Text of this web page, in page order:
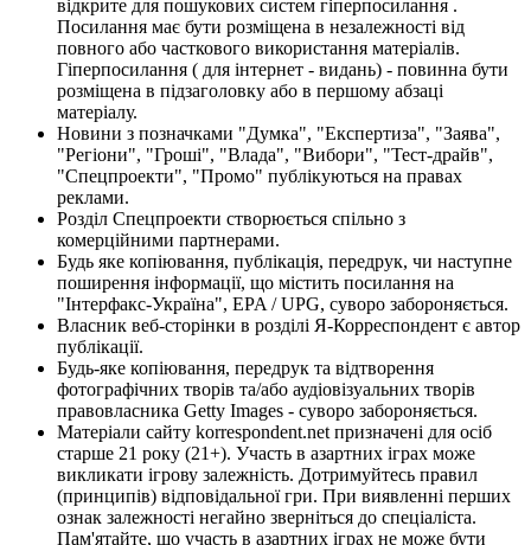
відкрите для пошукових систем гіперпосилання .
Посилання має бути розміщена в незалежності від
повного або часткового використання матеріалів.
Гіперпосилання ( для інтернет - видань) - повинна бути
розміщена в підзаголовку або в першому абзаці
матеріалу.
Новини з позначками "Думка", "Експертиза", "Заява",
"Регіони", "Гроші", "Влада", "Вибори", "Тест-драйв",
"Спецпроекти", "Промо" публікуються на правах
реклами.
Розділ Спецпроекти створюється спільно з
комерційними партнерами.
Будь яке копіювання, публікація, передрук, чи наступне
поширення інформації, що містить посилання на
"Інтерфакс-Україна", EPA / UPG, суворо забороняється.
Власник веб-сторінки в розділі Я-Корреспондент є автор
публікації.
Будь-яке копіювання, передрук та відтворення
фотографічних творів та/або аудіовізуальних творів
правовласника Getty Images - суворо забороняється.
Матеріали сайту korrespondent.net призначені для осіб
старше 21 року (21+). Участь в азартних іграх може
викликати ігрову залежність. Дотримуйтесь правил
(принципів) відповідальної гри. При виявленні перших
ознак залежності негайно зверніться до спеціаліста.
Пам'ятайте, що участь в азартних іграх не може бути